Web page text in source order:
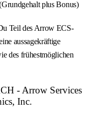
plus Bonus)
Teil des Arrow ECS-
aussagekräftige
des frühestmöglichen
- Arrow Services
Inc.